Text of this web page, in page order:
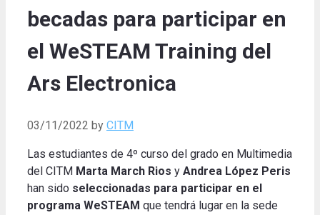
becadas para participar en
el WeSTEAM Training del
Ars Electronica
03/11/2022 by CITM
Las estudiantes de 4º curso del grado en Multimedia
del CITM Marta March Rios y Andrea López Peris
han sido seleccionadas para participar en el
programa WeSTEAM que tendrá lugar en la sede